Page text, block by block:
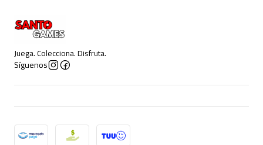
Juega. Colecciona. Disfruta.
Síguenos